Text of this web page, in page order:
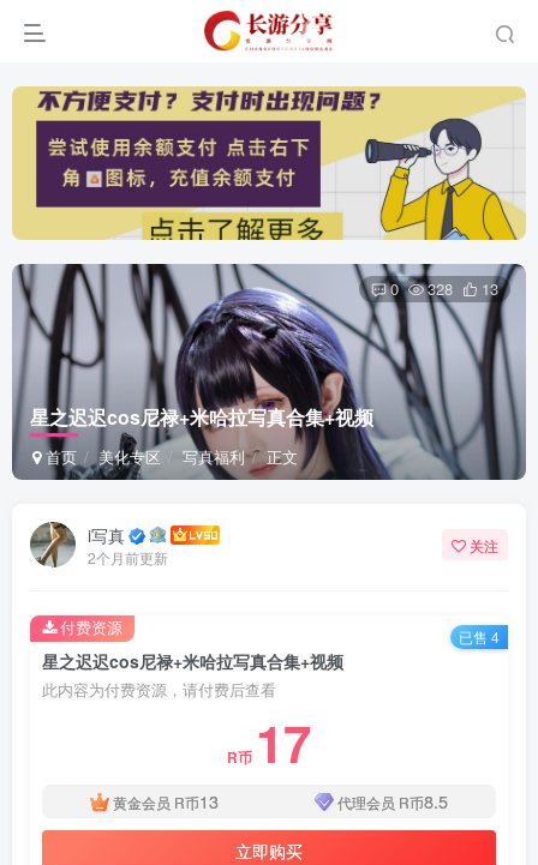
星之迟迟cos尼禄+米哈拉写真合集+视频
首页 美化专区 写真福利 正文
0 328 13
i写真
2个月前更新
关注
星之迟迟cos尼禄+米哈拉写真合集+视频
此内容为付费资源，请付费后查看
R币 17
黄金会员 R币13 代理会员 R币8.5
立即购买
付费资源 已售 4